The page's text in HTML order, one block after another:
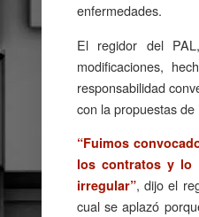
enfermedades.
El regidor del
modificaciones,
responsabilidad
con la propuestas
“Fuimos
los contratos y lo
irregular”, dijo el
cual se aplazó